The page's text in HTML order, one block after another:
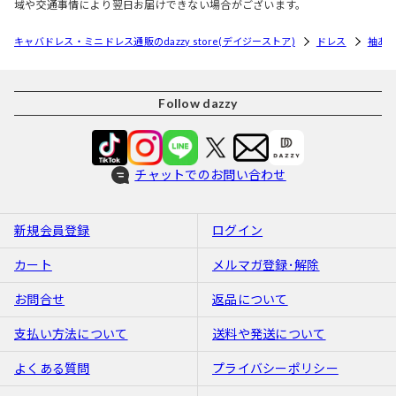
域や交通事情により翌日お届けできない場合がございます。
キャバドレス・ミニドレス通販のdazzy store(デイジーストア) ドレス 袖あ
Follow dazzy
チャットでのお問い合わせ
新規会員登録 ログイン
カート メルマガ登録･解除
お問合せ 返品について
支払い方法について 送料や発送について
よくある質問 プライバシーポリシー